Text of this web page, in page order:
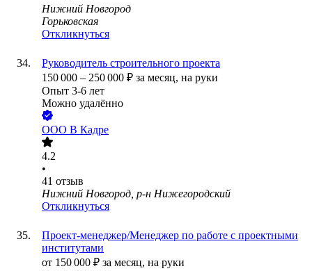
Нижний Новгород
Горьковская
Откликнуться
Руководитель строительного проекта
150 000 – 250 000 ₽ за месяц, на руки
Опыт 3-6 лет
Можно удалённо
ООО В Кадре
4.2
•
41 отзыв
Нижний Новгород, р-н Нижегородский
Откликнуться
Проект-менеджер/Менеджер по работе с проектными
институтами
от 150 000 ₽ за месяц, на руки